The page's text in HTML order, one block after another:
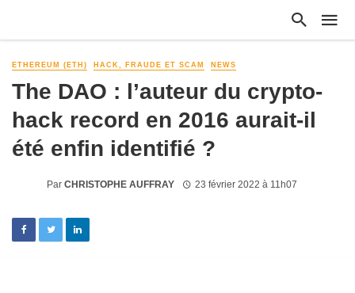
ETHEREUM (ETH) HACK, FRAUDE ET SCAM NEWS
The DAO : l’auteur du crypto-
hack record en 2016 aurait-il
été enfin identifié ?
Par CHRISTOPHE AUFFRAY 23 février 2022 à 11h07